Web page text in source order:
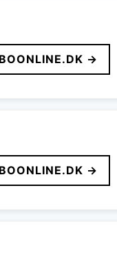
→
→